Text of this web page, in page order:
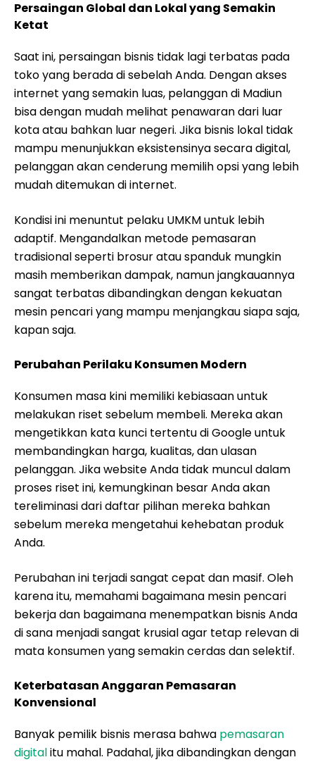
Persaingan Global dan Lokal yang Semakin
Ketat
Saat ini, persaingan bisnis tidak lagi terbatas pada
toko yang berada di sebelah Anda. Dengan akses
internet yang semakin luas, pelanggan di Madiun
bisa dengan mudah melihat penawaran dari luar
kota atau bahkan luar negeri. Jika bisnis lokal tidak
mampu menunjukkan eksistensinya secara digital,
pelanggan akan cenderung memilih opsi yang lebih
mudah ditemukan di internet.
Kondisi ini menuntut pelaku UMKM untuk lebih
adaptif. Mengandalkan metode pemasaran
tradisional seperti brosur atau spanduk mungkin
masih memberikan dampak, namun jangkauannya
sangat terbatas dibandingkan dengan kekuatan
mesin pencari yang mampu menjangkau siapa saja,
kapan saja.
Perubahan Perilaku Konsumen Modern
Konsumen masa kini memiliki kebiasaan untuk
melakukan riset sebelum membeli. Mereka akan
mengetikkan kata kunci tertentu di Google untuk
membandingkan harga, kualitas, dan ulasan
pelanggan. Jika website Anda tidak muncul dalam
proses riset ini, kemungkinan besar Anda akan
tereliminasi dari daftar pilihan mereka bahkan
sebelum mereka mengetahui kehebatan produk
Anda.
Perubahan ini terjadi sangat cepat dan masif. Oleh
karena itu, memahami bagaimana mesin pencari
bekerja dan bagaimana menempatkan bisnis Anda
di sana menjadi sangat krusial agar tetap relevan di
mata konsumen yang semakin cerdas dan selektif.
Keterbatasan Anggaran Pemasaran
Konvensional
Banyak pemilik bisnis merasa bahwa pemasaran
digitalitu mahal. Padahal, jika dibandingkan dengan